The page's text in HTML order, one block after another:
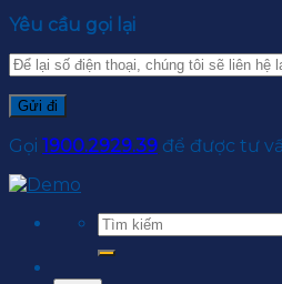
Yêu cầu gọi lại
Gọi 1900.2929.39 để được tư